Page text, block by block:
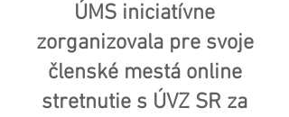
ÚMS iniciatívne
zorganizovala pre svoje
členské mestá online
stretnutie s ÚVZ SR za